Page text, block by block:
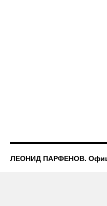
ЛЕОНИД ПАРФЕНОВ.